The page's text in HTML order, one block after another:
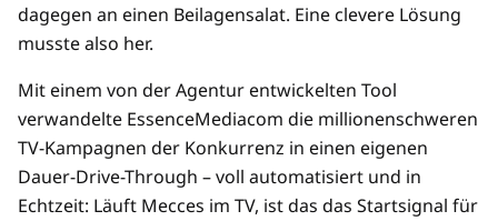
dagegen an einen Beilagensalat. Eine clevere Lösung
musste also her.
Mit einem von der Agentur entwickelten Tool
verwandelte EssenceMediacom die millionenschweren
TV-Kampagnen der Konkurrenz in einen eigenen
Dauer-Drive-Through – voll automatisiert und in
Echtzeit: Läuft Mecces im TV, ist das das Startsignal für